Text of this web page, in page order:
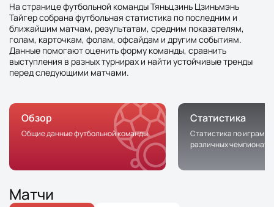
На странице футбольной команды Тяньцзинь Цзиньмэнь
Тайгер собрана футбольная статистика по последним и
ближайшим матчам, результатам, средним показателям,
голам, карточкам, фолам, офсайдам и другим событиям.
Данные помогают оценить форму команды, сравнить
выступления в разных турнирах и найти устойчивые тренды
перед следующими матчами.
Обзор
Общие данные футбольной команды
Статистика
Статистика по играм
различных
Матчи